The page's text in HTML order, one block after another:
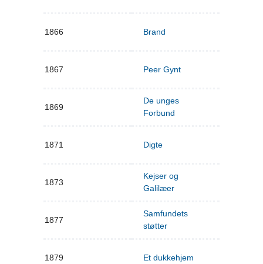
1866 Brand
1867 Peer Gynt
1869
De unges
Forbund
1871 Digte
1873
Kejser og
Galilæer
1877
Samfundets
støtter
1879 Et dukkehjem